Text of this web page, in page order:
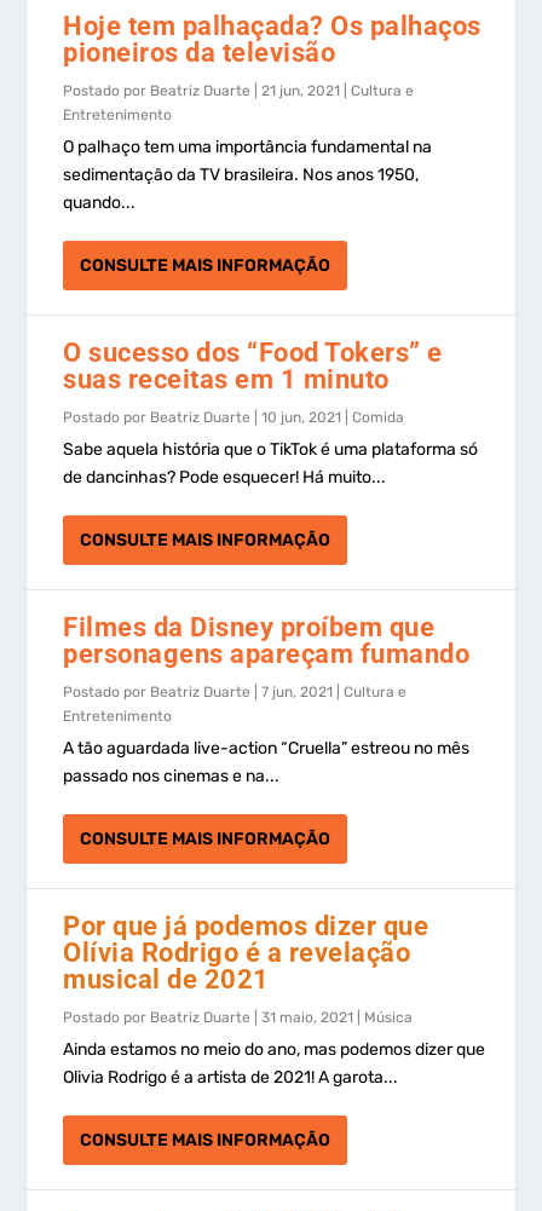
Hoje tem palhaçada? Os palhaços
pioneiros da televisão
Postado por Beatriz Duarte |21 jun, 2021 |Cultura e
Entretenimento
O palhaço tem uma importância fundamental na
sedimentação da TV brasileira. Nos anos 1950,
quando...
CONSULTE MAIS INFORMAÇÃO
O sucesso dos “Food Tokers” e
suas receitas em 1 minuto
Postado por Beatriz Duarte |10 jun, 2021 |Comida
Sabe aquela história que o TikTok é uma plataforma só
de dancinhas? Pode esquecer! Há muito...
CONSULTE MAIS INFORMAÇÃO
Filmes da Disney proíbem que
personagens apareçam fumando
Postado por Beatriz Duarte |7 jun, 2021 |Cultura e
Entretenimento
A tão aguardada live-action “Cruella” estreou no mês
passado nos cinemas e na...
CONSULTE MAIS INFORMAÇÃO
Por que já podemos dizer que
Olívia Rodrigo é a revelação
musical de 2021
Postado por Beatriz Duarte |31 maio, 2021 Música
Ainda estamos no meio do ano, mas podemos dizer que
Olivia Rodrigo é a artista de 2021! A garota...
CONSULTE MAIS INFORMAÇÃO